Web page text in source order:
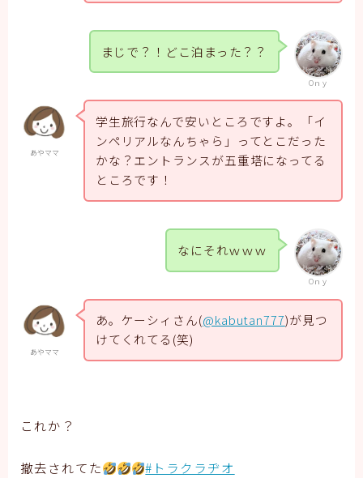
Oｎｙ
まじで？！どこ泊まった？？
あやママ
学生旅行なんで安いところですよ。「イ
ンペリアルなんちゃら」ってとこだった
かな？エントランスが五重塔になってる
ところです！
Oｎｙ
なにそれｗｗｗ
あやママ
あ。ケーシィさん(@kabutan777)が見つ
けてくれてる(笑)
これか？
撤去されてた
#トラクラヂオ